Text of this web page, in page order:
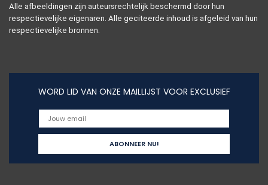
Alle afbeeldingen zijn auteursrechtelijk beschermd door hun
respectievelijke eigenaren. Alle geciteerde inhoud is afgeleid van hun
respectievelijke bronnen.
WORD LID VAN ONZE MAILLIJST VOOR EXCLUSIEF